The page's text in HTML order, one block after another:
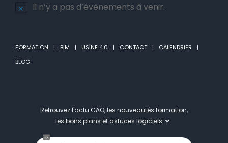
Notice
Il n’y a pas d’évènements à venir.
FORMATION BIM USINE 4.0 CONTACT
CALENDRIER
BLOG
Retrouvez l'actu CAO, les nouveautés formation,
les bons plans et astuces logiciels.